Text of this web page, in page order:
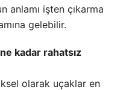
anlamı işten çıkarma
gelebilir.
kadar rahatsız
olarak uçaklar en